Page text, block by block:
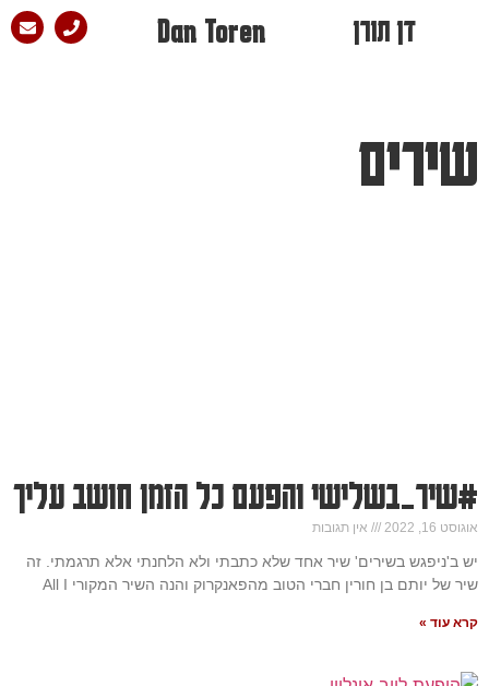
דן תורן Dan Toren
שירים
#שיר_בשלישי והפעם כל הזמן חושב עליך
אוגוסט 16, 2022 אין תגובות
יש ב'ניפגש בשירים' שיר אחד שלא כתבתי ולא הלחנתי אלא תרגמתי. זה
שיר של יותם בן חורין חברי הטוב מהפאנקרוק והנה השיר המקורי All I
קרא עוד »